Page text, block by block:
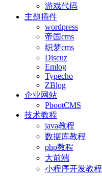
游戏代码
主题插件
wordpress
帝国cms
织梦cms
Discuz
Emlog
Typecho
ZBlog
企业网站
PbootCMS
技术教程
java教程
数据库教程
php教程
大前端
小程序开发教程